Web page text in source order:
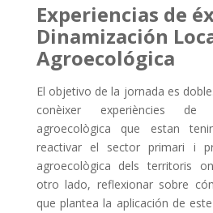
Experiencias de
Dinamización
Agroecológica
El objetivo de la jornada es
conèixer experiències de
agroecològica que estan
reactivar el sector primari i
agroecològica dels territoris
otro lado, reflexionar sobre
que plantea la aplicación de